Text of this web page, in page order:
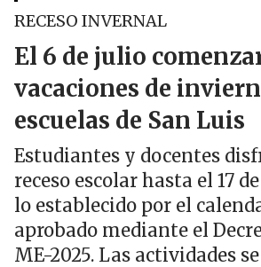
RECESO INVERNAL
El 6 de julio
vacaciones de
escuelas de San Luis
Estudiantes y docentes
receso escolar hasta el 17
lo establecido por el
aprobado mediante el
ME-2025. Las actividades